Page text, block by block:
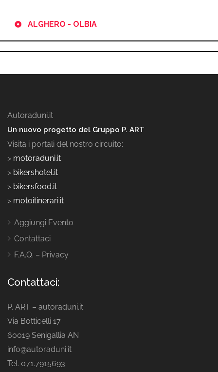
ALGHERO - OLBIA
Autoraduni.it
Un nuovo progetto del Gruppo P. ART
Visita i portali del nostro circuito:
> motoraduni.it
> bikershotel.it
> bikersfood.it
> motoitinerari.it
Aggiungi Evento
Contattaci
F.A.Q. – Privacy
Contattaci:
P. ART – autoraduni.it
Via Botticelli 17
60019 Senigallia AN
info@autoraduni.it
Tel. 071.7915693